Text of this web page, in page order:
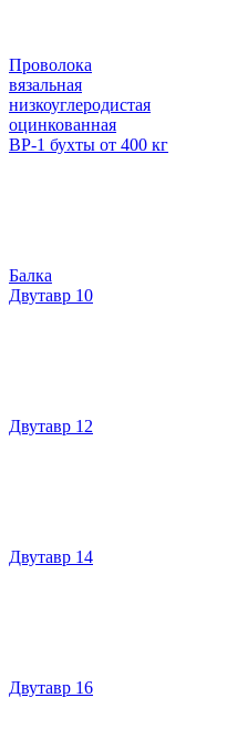
Проволока
вязальная
низкоуглеродистая
оцинкованная
ВР-1 бухты от 400 кг
Балка
Двутавр 10
Двутавр 12
Двутавр 14
Двутавр 16